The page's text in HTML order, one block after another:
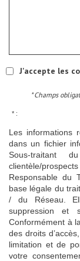
J'accepte les
* Champs
* :
Les informations
dans un fichier
Sous-traitant
clientèle/
Responsable du
base légale du
/ du Réseau.
suppression et
Conformément à
des droits
limitation et de
votre